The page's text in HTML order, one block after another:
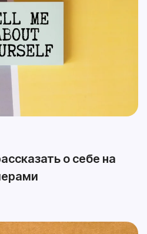
о себе на